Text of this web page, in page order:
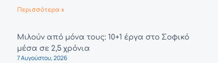
Περισσότερα »
Μιλούν από μόνα τους: 10+1 έργα στο Σοφικό
μέσα σε 2,5 χρόνια
7 Αυγούστου, 2026